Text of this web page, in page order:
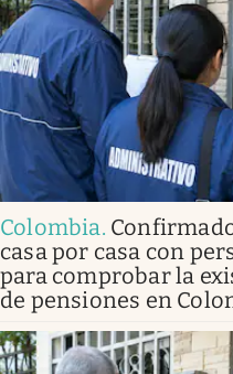
Colombia.
casa por casa con
para comprobar la
de pensiones en